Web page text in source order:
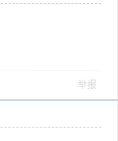
举报